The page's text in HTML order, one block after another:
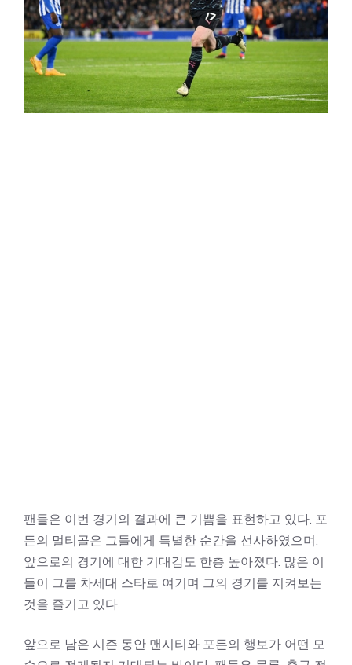
팬들은 이번 경기의 결과에 큰 기쁨을 표현하고 있다. 포
든의 멀티골은 그들에게 특별한 순간을 선사하였으며,
앞으로의 경기에 대한 기대감도 한층 높아졌다. 많은 이
들이 그를 차세대 스타로 여기며 그의 경기를 지켜보는
것을 즐기고 있다.
앞으로 남은 시즌 동안 맨시티와 포든의 행보가 어떤 모